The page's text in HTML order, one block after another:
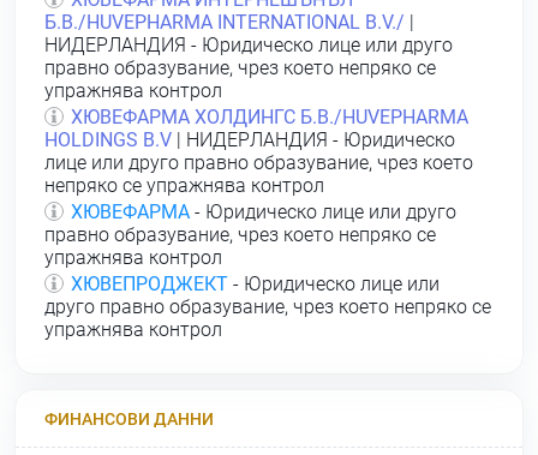
Б.В./HUVEPHARMA INTERNATIONAL B.V./
НИДЕРЛАНДИЯ - Юридическо лице или друго
правно образувание, чрез което непряко се
упражнява контрол
ХЮВЕФАРМА ХОЛДИНГС Б.В./HUVEPHARMA
HOLDINGS B.V | НИДЕРЛАНДИЯ - Юридическо
лице или друго правно образувание, чрез което
непряко се упражнява контрол
ХЮВЕФАРМА - Юридическо лице или друго
правно образувание, чрез което непряко се
упражнява контрол
ХЮВЕПРОДЖЕКТ - Юридическо лице или
друго правно образувание, чрез което непряко се
упражнява контрол
ФИНАНСОВИ ДАННИ